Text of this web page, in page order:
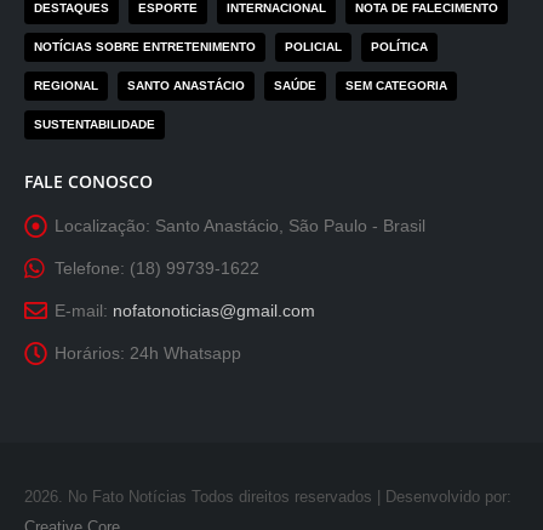
DESTAQUES ESPORTE INTERNACIONAL NOTA DE FALECIMENTO
NOTÍCIAS SOBRE ENTRETENIMENTO POLICIAL POLÍTICA
REGIONAL SANTO ANASTÁCIO SAÚDE SEM CATEGORIA
SUSTENTABILIDADE
FALE CONOSCO
Localização: Santo Anastácio, São Paulo - Brasil
Telefone: (18) 99739-1622
E-mail: nofatonoticias@gmail.com
Horários: 24h Whatsapp
2026. No Fato Notícias Todos direitos reservados | Desenvolvido por: